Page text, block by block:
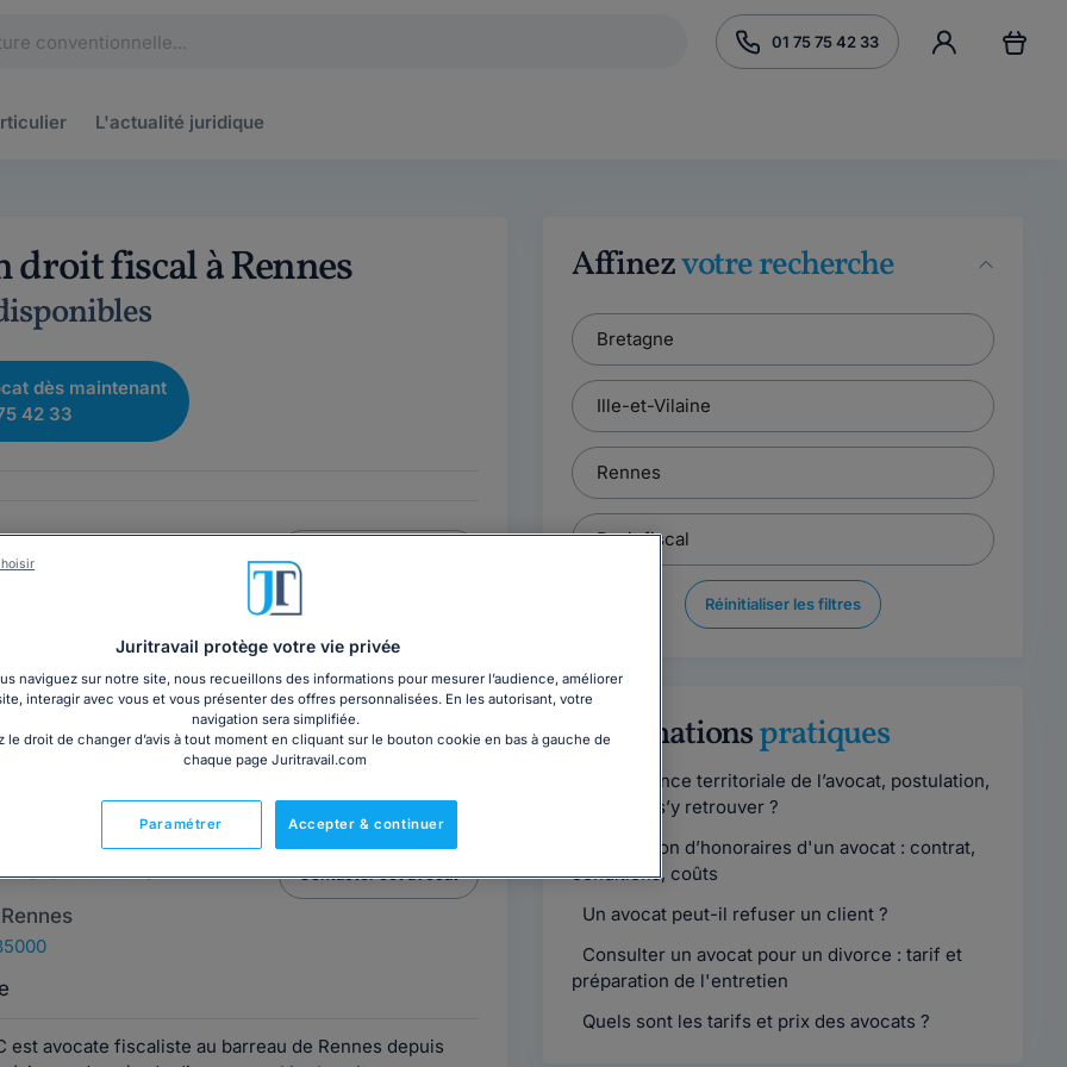
01 75 75 42 33
L'actualité juridique
droit fiscal à Rennes
dès maintenant
42 33
est avocat au barreau de Rennes. Fort d'une
du secteur du tourisme — ayant notamment...Lire la
GUELLEC Contacter cet avocat
est avocate fiscaliste au barreau de Rennes depuis
Affinezvotre recherche
Réinitialiser les filtres
Informationspratiques
Compétence territoriale de l’avocat, postulation,
comment s’y retrouver ?
Convention d’honoraires d'un avocat : contrat,
conditions, coûts
Un avocat peut-il refuser un client ?
Consulter un avocat pour un divorce : tarif et
préparation de l'entretien
Quels sont les tarifs et prix des avocats ?
Juritravail protège votre vie privée
naviguez sur notre site, nous recueillons des informations pour mesurer l’audience, améliorer
interagir avec vous et vous présenter des offres personnalisées. En les autorisant, votre
navigation sera simplifiée.
le droit de changer d’avis à tout moment en cliquant sur le bouton cookie en bas à gauche de
chaque page Juritravail.com
Accepter & continuer
Paramétrer